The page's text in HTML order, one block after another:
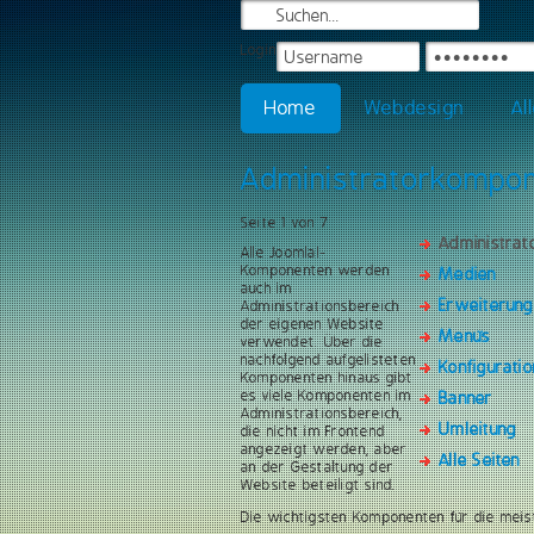
Login
Home Webdesign
Medien
Menüs
Banner
Umleitung
Alle Seiten
Seite 1 von 7
Alle Joomla!-
Komponenten werden
auch im
Administrationsbereich
der eigenen Website
verwendet. Über die
nachfolgend aufgelisteten
Komponenten hinaus gibt
es viele Komponenten im
Administrationsbereich,
die nicht im Frontend
angezeigt werden, aber
an der Gestaltung der
Website beteiligt sind.
Die wichtigsten Komponenten für die